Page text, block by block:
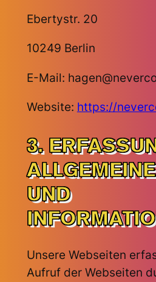
Ebertystr. 20
10249 Berlin
E-Mail:
Website: https://
3.
UND
Unsere Webseiten
Aufruf der Webseiten